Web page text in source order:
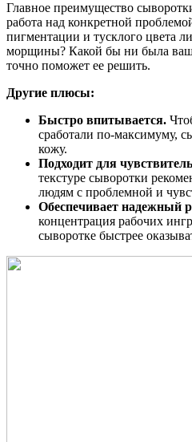
Главное преимущество
работа над конкретной
пигментации и тусклого цвета
морщины? Какой бы ни была
точно поможет ее решить.
Другие плюсы:
Быстро впитывается.
сработали по-максимуму,
кожу.
Подходит для
текстуре сыворотки
людям с проблемной и
Обеспечивает надежный
концентрация рабочих
сыворотке быстрее